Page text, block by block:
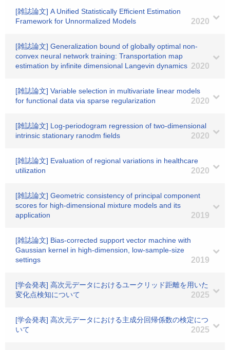
[雑誌論文] A Unified Statistically Efficient Estimation
Framework for Unnormalized Models
2020
[雑誌論文] Generalization bound of globally optimal non-
convex neural network training: Transportation map
estimation by infinite dimensional Langevin dynamics 2020
[雑誌論文] Variable selection in multivariate linear models
for functional data via sparse regularization
2020
[雑誌論文] Log-periodogram regression of two-dimensional
intrinsic stationary ranodm fields
2020
[雑誌論文] Evaluation of regional variations in healthcare
utilization
2020
[雑誌論文] Geometric consistency of principal component
scores for high‐dimensional mixture models and its
application
2019
[雑誌論文] Bias-corrected support vector machine with
Gaussian kernel in high-dimension, low-sample-size
settings
2019
[学会発表] 高次元データにおけるユークリッド距離を用いた
変化点検知について
2025
[学会発表] 高次元データにおける主成分回帰係数の検定につ
いて
2025